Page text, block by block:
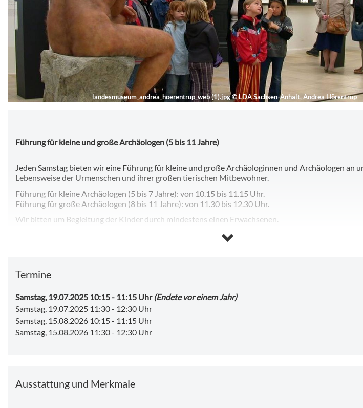
landesmuseum_andrea_hoerentrup_web (1).jpg©LDA Sachsen-Anhalt, Andrea Hörentrup
Führung für kleine und große Archäologen (5 bis 11 Jahre)
Jeden Samstag bieten wir eine Führung für kleine und große Archäologinnen und Archäologen an
Lebensweise der Urmenschen und ihrer großen tierischen Mitbewohner.
Führung für kleine Archäologen (5 bis 7 Jahre): von 10.15 bis 11.15 Uhr.
Führung für große Archäologen (8 bis 11 Jahre): von 11.30 bis 12.30 Uhr.
Wir bitten um Begleitung der Kinder durch mindestens einen Erwachsenen.
Kinder von 6 bis 18 Jahre bezahlen lediglich in Sonderausstellungszeiten Eintritt. Für Erwachsene
Museumseintritt.
Eine Anmeldung ist nicht notwendig. Sie können aber bereits frühzeitig die Teilnahme online buchen.
Termine
Samstag, 19.07.2025 10:15- 11:15 Uhr(Endete vor einem Jahr)
Samstag, 19.07.2025 11:30- 12:30 Uhr
Samstag, 15.08.2026 10:15- 11:15 Uhr
Samstag, 15.08.2026 11:30- 12:30 Uhr
Ausstattung und Merkmale